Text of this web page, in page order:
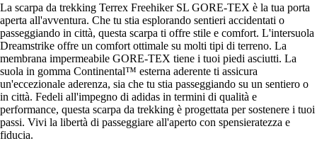
La scarpa da trekking Terrex Freehiker SL GORE-TEX è la tua porta
aperta all'avventura. Che tu stia esplorando sentieri accidentati o
passeggiando in città, questa scarpa ti offre stile e comfort. L'intersuola
Dreamstrike offre un comfort ottimale su molti tipi di terreno. La
membrana impermeabile GORE-TEX tiene i tuoi piedi asciutti. La
suola in gomma Continental™ esterna aderente ti assicura
un'eccezionale aderenza, sia che tu stia passeggiando su un sentiero o
in città. Fedeli all'impegno di adidas in termini di qualità e
performance, questa scarpa da trekking è progettata per sostenere i tuoi
passi. Vivi la libertà di passeggiare all'aperto con spensieratezza e
fiducia.